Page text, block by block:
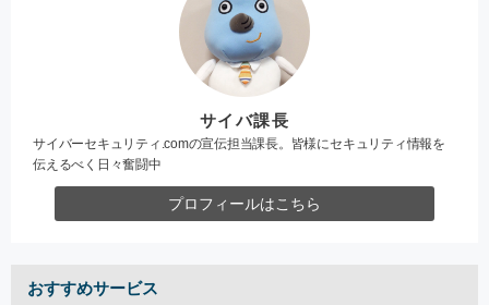
サイバ課長
サイバーセキュリティ.comの宣伝担当課長。皆様にセキュリティ情報を
伝えるべく日々奮闘中
プロフィールはこちら
おすすめサービス